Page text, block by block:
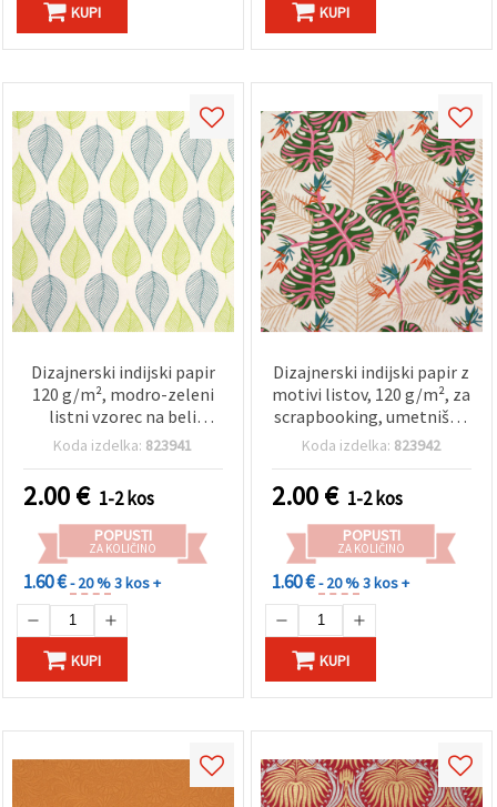
KUPI KUPI
Dizajnerski indijski papir
120 g/m², modro-zeleni
listni vzorec na beli
podlagi, za scrapbooking,
56 x 76 cm, HP13
Koda izdelka: 823941
2.00€ 1-2 kos
POPUSTI
ZA KOLIČINO
1.60 €- 20 %3 kos +
KUPI
Dizajnerski indijski papir z
motivi listov, 120 g/m², za
scrapbooking, umetniško
ustvarjanje in ročna dela,
Koda izdelka: 823942
2.00€ 1-2 kos
POPUSTI
ZA KOLIČINO
1.60 €- 20 %3 kos +
KUPI